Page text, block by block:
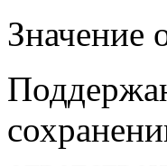
Значение